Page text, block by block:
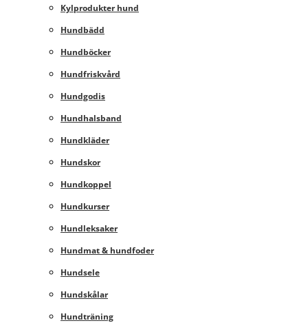
Kylprodukter hund
Hundbädd
Hundböcker
Hundfriskvård
Hundgodis
Hundhalsband
Hundkläder
Hundskor
Hundkoppel
Hundkurser
Hundleksaker
Hundmat & hundfoder
Hundsele
Hundskålar
Hundträning